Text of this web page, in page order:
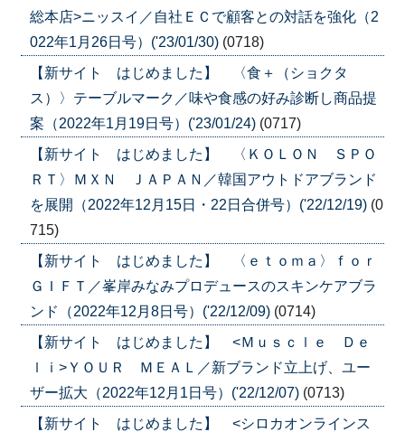
総本店>ニッスイ／自社ＥＣで顧客との対話を強化（2
022年1月26日号）('23/01/30) (0718)
【新サイト はじめました】 〈食＋（ショクタ
ス）〉テーブルマーク／味や食感の好み診断し商品提
案（2022年1月19日号）('23/01/24) (0717)
【新サイト はじめました】 〈ＫＯＬＯＮ ＳＰＯ
ＲＴ〉ＭＸＮ ＪＡＰＡＮ／韓国アウトドアブランド
を展開（2022年12月15日・22日合併号）('22/12/19) (0
715)
【新サイト はじめました】 〈ｅｔｏｍａ〉ｆｏｒ
ＧＩＦＴ／峯岸みなみプロデュースのスキンケアブラ
ンド（2022年12月8日号）('22/12/09) (0714)
【新サイト はじめました】 <Ｍｕｓｃｌｅ Ｄｅ
ｌｉ>ＹＯＵＲ ＭＥＡＬ／新ブランド立上げ、ユー
ザー拡大（2022年12月1日号）('22/12/07) (0713)
【新サイト はじめました】 <シロカオンラインス